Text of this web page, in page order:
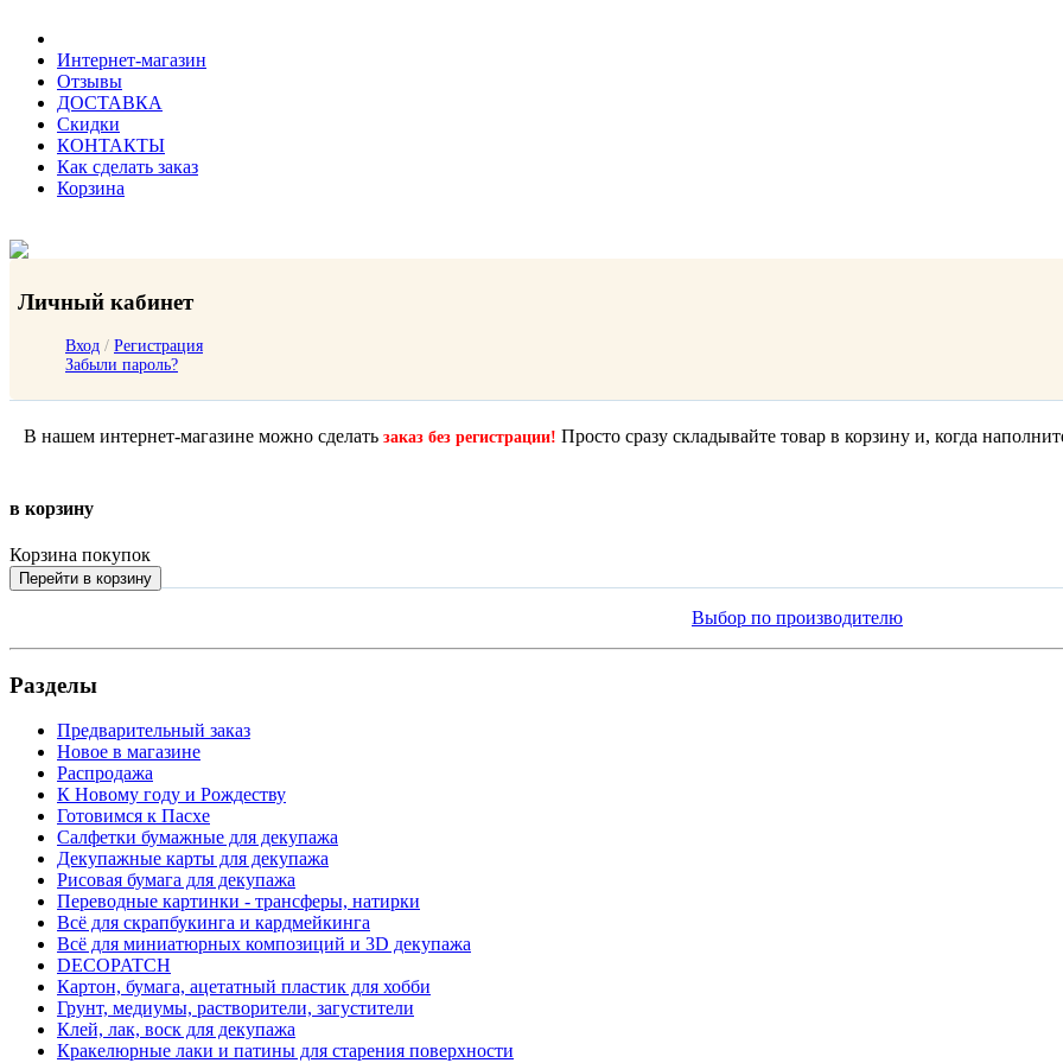
Интернет-магазин
Отзывы
ДОСТАВКА
Скидки
КОНТАКТЫ
Как сделать заказ
Корзина
Личный кабинет
Вход / Регистрация
Забыли пароль?
В нашем интернет-магазине можно сделать заказ без регистрации! Просто сразу складывайте товар в корзину и, когда
в корзину
Корзина покупок
Перейти в корзину
Выбор по производителю
Разделы
Предварительный заказ
Новое в магазине
Распродажа
К Новому году и Рождеству
Готовимся к Пасхе
Салфетки бумажные для декупажа
Декупажные карты для декупажа
Рисовая бумага для декупажа
Переводные картинки - трансферы, натирки
Всё для скрапбукинга и кардмейкинга
Всё для миниатюрных композиций и 3D декупажа
DECOPATCH
Картон, бумага, ацетатный пластик для хобби
Грунт, медиумы, растворители, загустители
Клей, лак, воск для декупажа
Кракелюрные лаки и патины для старения поверхности